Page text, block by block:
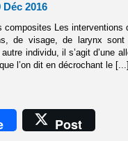
2016
composites Les
de visage, de larynx
autre individu, il s’agit d’une
l’on dit en décrochant le [...]
Post